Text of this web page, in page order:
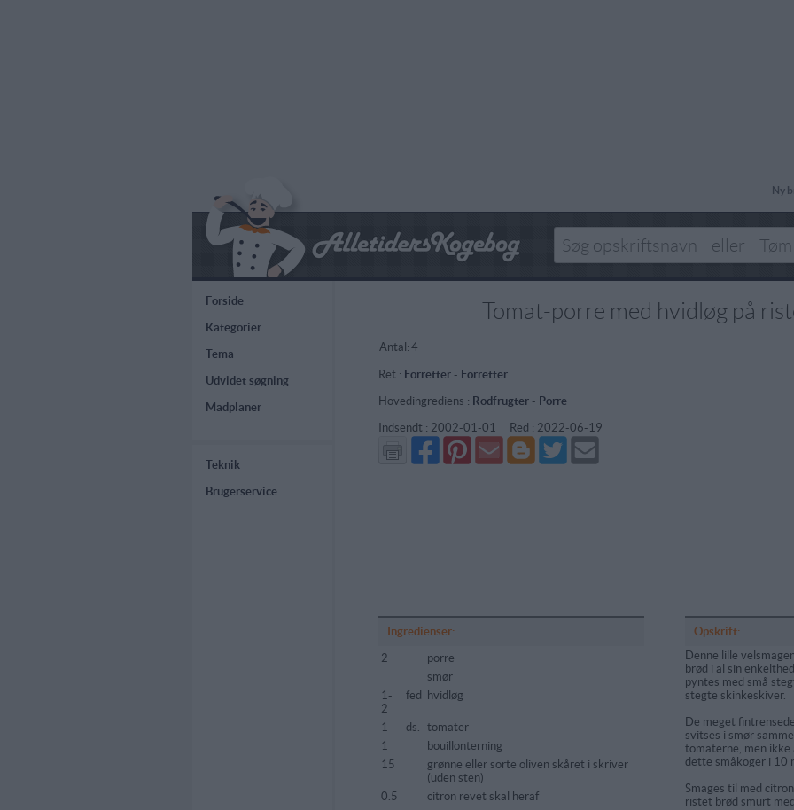
Ny
Forside
Kategorier
Tema
Udvidet søgning
Madplaner
Teknik
Brugerservice
Tomat-porre med hvidløg på
Antal: 4
Ret : Forretter- Forretter
Hovedingrediens : Rodfrugter- Porre
Indsendt : 2002-01-01 Red : 2022-06-19
Del
på
Facebook
Del
på
Pinterest
Send
via
GMail
Del
på
Blogger
Del
på
Twitter
Send
mail
Ingredienser:
2
porre
smør
1-
2
fed hvidløg
1 ds. tomater
1
bouillonterning
15
grønne eller sorte oliven skåret i skriver
(uden sten)
0.5
citron revet skal heraf
Opskrift:
Denne lille
brød i al sin
pyntes med små
stegte skinkeskiver.
De meget
svitses i smør
tomaterne, men
dette småkoger i 10
Smages til med
ristet brød smurt